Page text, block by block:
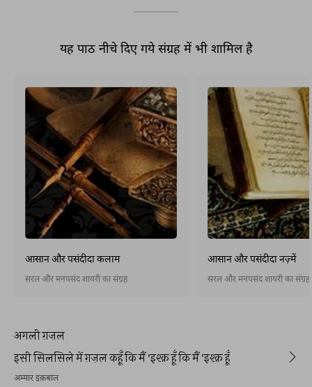
यह पाठ नीचे दिए गये संग्रह में भी शामिल है
आसान और पसंदीदा कलाम
सरल और मनपसंद शायरी का संग्रह
आसान और पसंदीदा नज़्में
सरल और मनपसंद शायरी का संग्रह
अगली ग़ज़ल
इसी सिलसिले में ग़ज़ल कहूँ कि मैं 'इश्क़ हूँ कि मैं 'इश्क़ हूँ
अम्मार इक़बाल